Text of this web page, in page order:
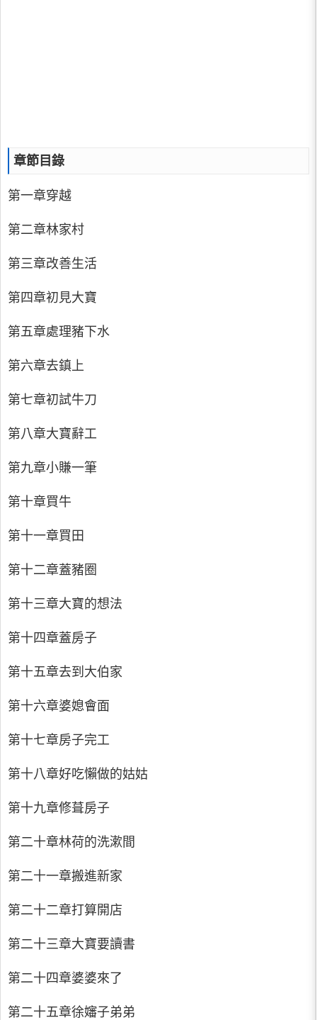
章節目錄
第一章穿越
第二章林家村
第三章改善生活
第四章初見大寶
第五章處理豬下水
第六章去鎮上
第七章初試牛刀
第八章大寶辭工
第九章小賺一筆
第十章買牛
第十一章買田
第十二章蓋豬圈
第十三章大寶的想法
第十四章蓋房子
第十五章去到大伯家
第十六章婆媳會面
第十七章房子完工
第十八章好吃懶做的姑姑
第十九章修葺房子
第二十章林荷的洗漱間
第二十一章搬進新家
第二十二章打算開店
第二十三章大寶要讀書
第二十四章婆婆來了
第二十五章徐嬸子弟弟